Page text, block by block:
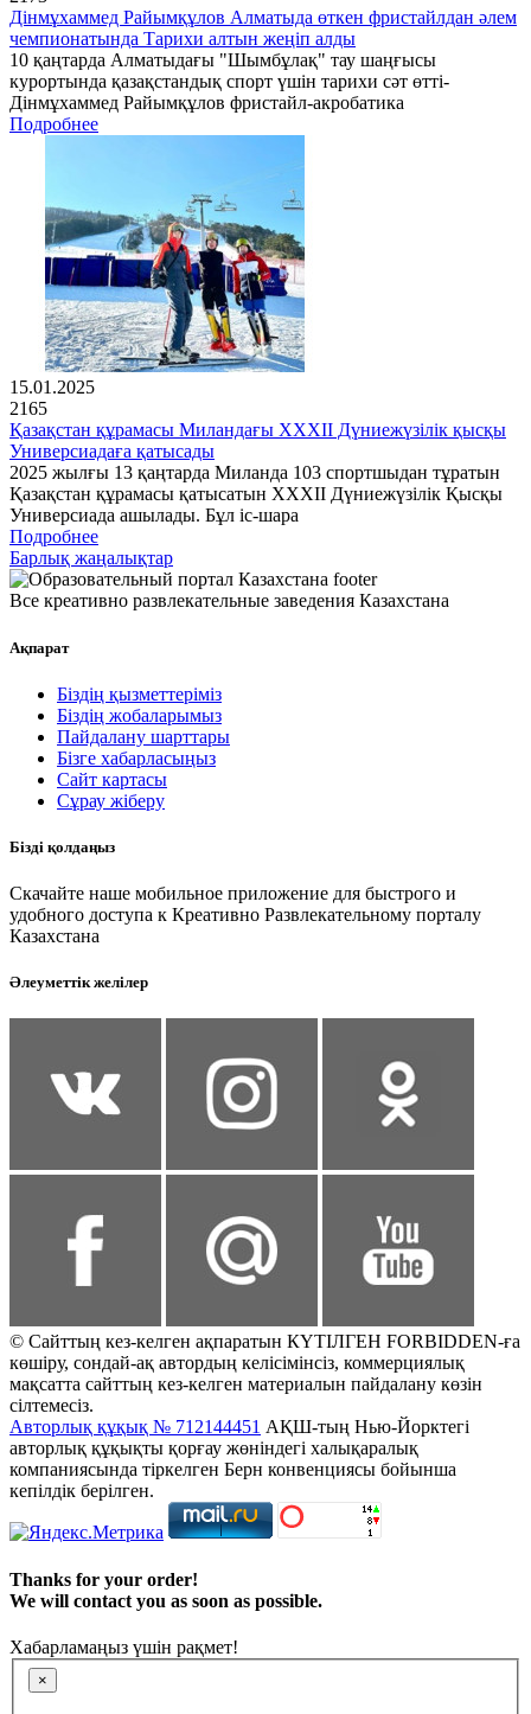
Дінмұхаммед Райымқұлов Алматыда өткен фристайлдан әлем
чемпионатында Тарихи алтын жеңіп алды
10 қаңтарда Алматыдағы "Шымбұлақ" тау шаңғысы
курортында қазақстандық спорт үшін тарихи сәт өтті-
Дінмұхаммед Райымқұлов фристайл-акробатика
Подробнее
15.01.2025
2165
Қазақстан құрамасы Миландағы XXXII Дүниежүзілік қысқы
Универсиадаға қатысады
2025 жылғы 13 қаңтарда Миланда 103 спортшыдан тұратын
Қазақстан құрамасы қатысатын XXXII Дүниежүзілік Қысқы
Универсиада ашылады. Бұл іс-шара
Подробнее
Барлық жаңалықтар
Все креативно развлекательные заведения Казахстана
Ақпарат
Біздің қызметтеріміз
Біздің жобаларымыз
Пайдалану шарттары
Бізге хабарласыңыз
Сайт картасы
Сұрау жіберу
Бізді қолдаңыз
Скачайте наше мобильное приложение для быстрого и
удобного доступа к Креативно Развлекательному порталу
Казахстана
Әлеуметтік желілер
© Сайттың кез-келген ақпаратын КҮТІЛГЕН FORBIDDEN-ға
көшіру, сондай-ақ автордың келісімінсіз, коммерциялық
мақсатта сайттың кез-келген материалын пайдалану көзін
сілтемесіз.
Авторлық құқық № 712144451 АҚШ-тың Нью-Йорктегі
авторлық құқықты қорғау жөніндегі халықаралық
компаниясында тіркелген Берн конвенциясы бойынша
кепілдік берілген.
Thanks for your order!
We will contact you as soon as possible.
Хабарламаңыз үшін рақмет!
×